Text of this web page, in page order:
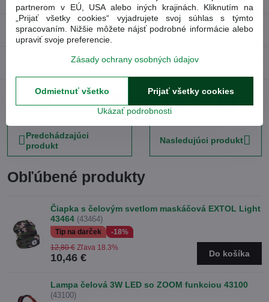
Recenzie 0
FacebookTwitterBlueskyPinterestRedditLinkedInWhatsApp
E-
Predchádzajúci
produkt
Nasledujúci produkt
Obľúbené produkty
Čiapka s čelovým svetlom maskáčová EXTOL Light
43464 (43464)
Tip na darček -18%
10,46 €
12,80 € Zľava 18.3%
Do košíka
Lampa čelová 3W LED so ZOOM funkciou 43100
(43100)
partnerom v EÚ, USA alebo iných krajinách. Kliknutím na
„Prijať všetky cookies“ vyjadrujete svoj súhlas s týmto
spracovaním. Nižšie môžete nájsť podrobné informácie alebo
upraviť svoje preferencie.
Zásady ochrany osobných údajov
Ukázať podrobnosti
Prijať všetky cookies
Odmietnuť všetko